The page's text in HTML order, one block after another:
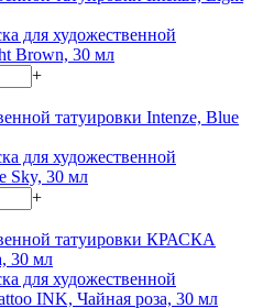
для художественной
Brown, 30 мл
+
для художественной
Sky, 30 мл
+
для художественной
INK, Чайная роза, 30 мл